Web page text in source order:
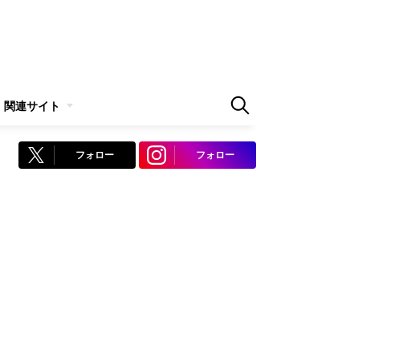
関連サイト
フォロー フォロー